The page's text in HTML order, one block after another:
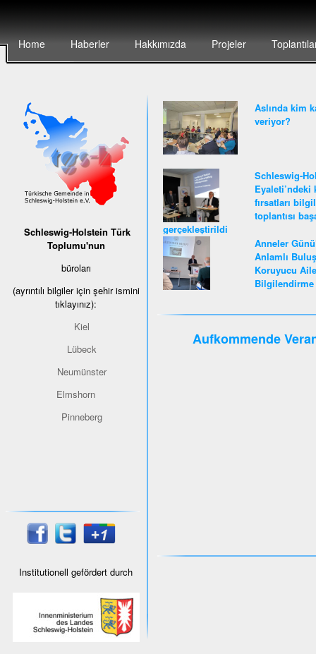
Home Haberler Hakkımızda Projeler
Schleswig-Holstein Türk
Toplumu'nun
büroları
(ayrıntılı bilgiler için şehir ismini
tıklayınız):
Kiel
Lübeck
Neumünster
Elmshorn
Pinneberg
Institutionell gefördert durch
Aslında kim
veriyor?
Schleswig-
Eyaleti’ndeki
fırsatları
toplantısı
gerçekleştirildi
Anneler
Anlamlı
Koruyucu Aile
Bilgilendirme
Aufkommende